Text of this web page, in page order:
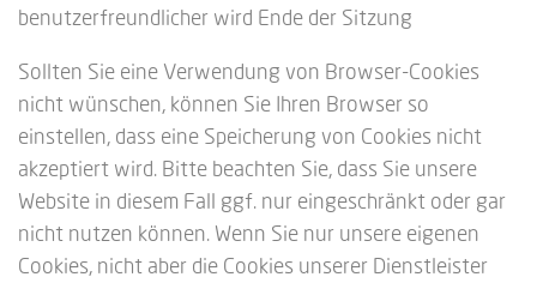
benutzerfreundlicher wird Ende der Sitzung
Sollten Sie eine Verwendung von Browser-Cookies
nicht wünschen, können Sie Ihren Browser so
einstellen, dass eine Speicherung von Cookies nicht
akzeptiert wird. Bitte beachten Sie, dass Sie unsere
Website in diesem Fall ggf. nur eingeschränkt oder gar
nicht nutzen können. Wenn Sie nur unsere eigenen
Cookies, nicht aber die Cookies unserer Dienstleister